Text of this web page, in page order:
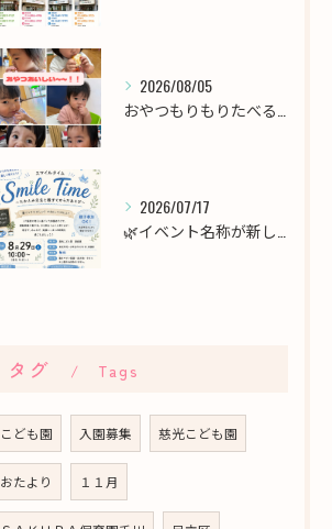
2026/08/05
2026/07/17
タグ Tags
こども園 入園募集 慈光こども園
おたより １１月